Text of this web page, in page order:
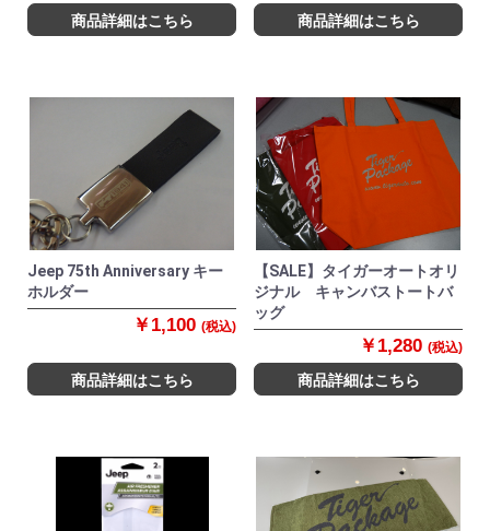
商品詳細はこちら 商品詳細はこちら
Jeep 75th Anniversary キー
ホルダー
￥1,100 (税込)
商品詳細はこちら
【SALE】タイガーオートオリ
ジナル キャンバストートバ
ッグ
￥1,280 (税込)
商品詳細はこちら